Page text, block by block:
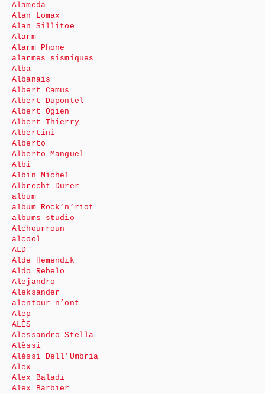
Alameda
Alan Lomax
Alan Sillitoe
Alarm
Alarm Phone
alarmes sismiques
Alba
Albanais
Albert Camus
Albert Dupontel
Albert Ogien
Albert Thierry
Albertini
Alberto
Alberto Manguel
Albi
Albin Michel
Albrecht Dürer
album
album Rock’n’riot
albums studio
Alchourroun
alcool
ALD
Alde Hemendik
Aldo Rebelo
Alejandro
Aleksander
alentour n’ont
Alep
ALÈS
Alessandro Stella
Alèssi
Alèssi Dell’Umbria
Alex
Alex Baladi
Alex Barbier